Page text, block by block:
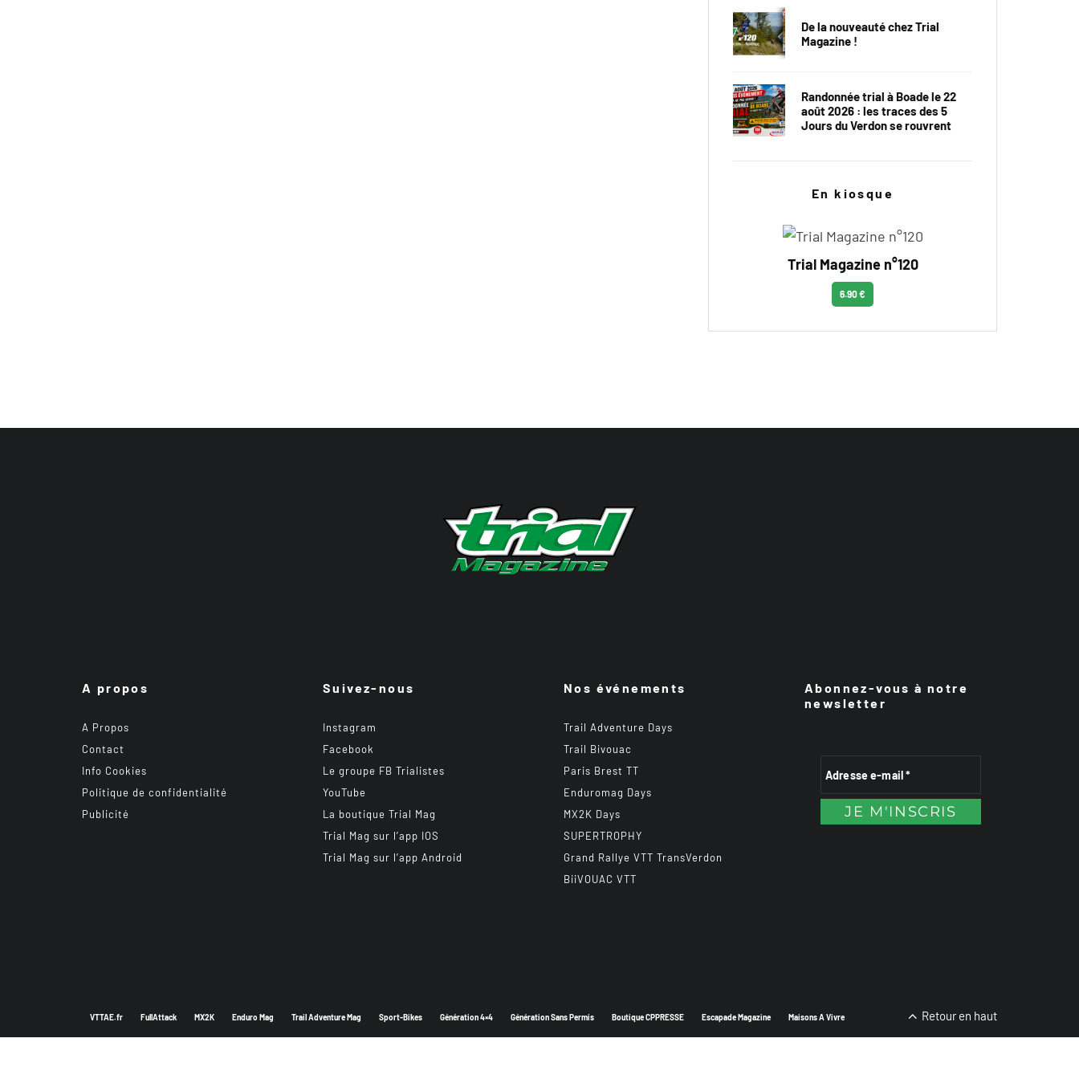
De la nouveauté chez Trial
Magazine !
Randonnée trial à Boade le 22
août 2026 : les traces des 5
Jours du Verdon se rouvrent
En kiosque
Trial Magazine n°120
6.90 €
A propos
A Propos
Contact
Info Cookies
Politique de confidentialité
Publicité
Suivez-nous
Instagram
Facebook
Le groupe FB Trialistes
YouTube
La boutique Trial Mag
Trial Mag sur l’app IOS
Trial Mag sur l’app Android
Nos événements
Trail Adventure Days
Trail Bivouac
Paris Brest TT
Enduromag Days
MX2K Days
SUPERTROPHY
Grand Rallye VTT TransVerdon
BiiVOUAC VTT
Abonnez-vous à notre
newsletter
VTTAE.fr FullAttack MX2K Enduro Mag Trail Adventure Mag Sport-Bikes Génération 4×4 Génération Sans Permis Boutique CPPRESSE Escapade Magazine Maisons A Vivre Retour en haut